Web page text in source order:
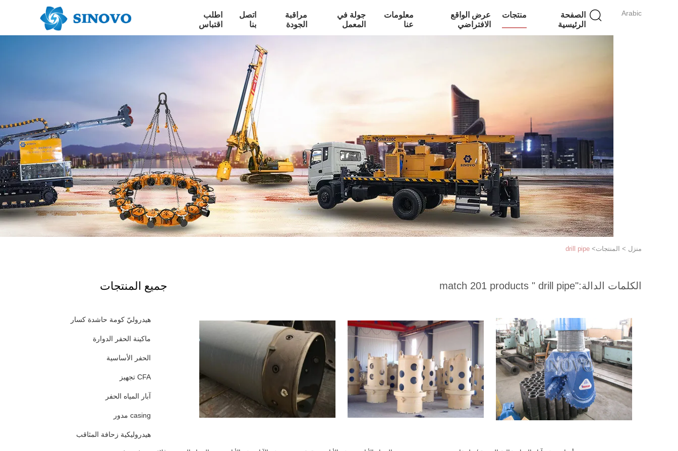
Arabic
الصفحة
الرئيسية
منتجات
عرض الواقع
الافتراضي
معلومات
عنا
جولة في
المعمل
مراقبة
الجودة
اتصل
بنا
اطلب
اقتباس
منزل > المنتجات>
drill pipe
جميع المنتجات
هيدروليّ كومة حاشدة كسار
ماكينة الحفر الدوارة
الحفر الأساسية
CFA تجهيز
آبار المياه الحفر
casing مدور
هيدروليكية زحافة المثاقب
الكلمات الدالة:"drill pipe "